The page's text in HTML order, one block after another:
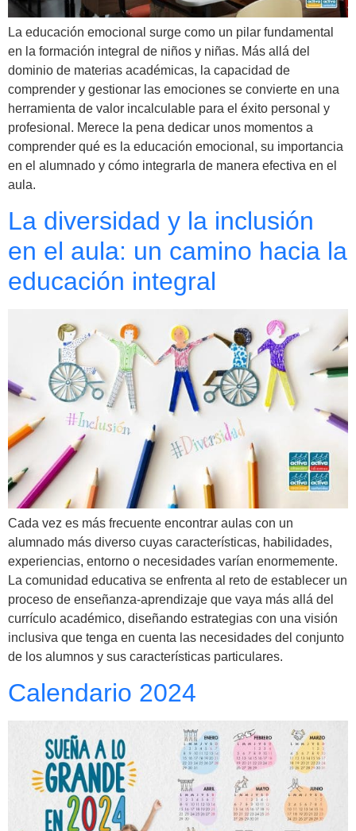
La educación emocional surge como un pilar fundamental
en la formación integral de niños y niñas. Más allá del
dominio de materias académicas, la capacidad de
comprender y gestionar las emociones se convierte en una
herramienta de valor incalculable para el éxito personal y
profesional. Merece la pena dedicar unos momentos a
comprender qué es la educación emocional, su importancia
en el alumnado y cómo integrarla de manera efectiva en el
aula.
La diversidad y la inclusión
en el aula: un camino hacia la
educación integral
Cada vez es más frecuente encontrar aulas con un
alumnado más diverso cuyas características, habilidades,
experiencias, entorno o necesidades varían enormemente.
La comunidad educativa se enfrenta al reto de establecer un
proceso de enseñanza-aprendizaje que vaya más allá del
currículo académico, diseñando estrategias con una visión
inclusiva que tenga en cuenta las necesidades del conjunto
de los alumnos y sus características particulares.
Calendario 2024